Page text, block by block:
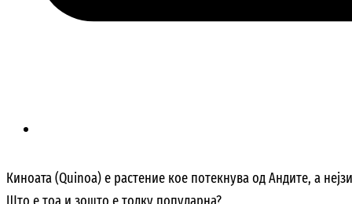
Киноата (Quinoa) е растение кое потекнува од Андите, а